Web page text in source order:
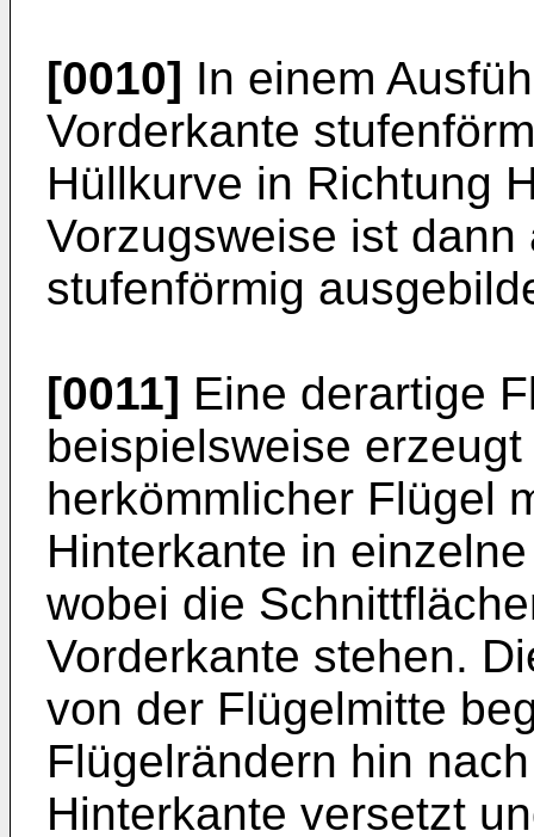
[0010] In einem
Vorderkante
Hüllkurve in Richtung
Vorzugsweise ist
stufenförmig
[0011] Eine derartige
beispielsweise
herkömmlicher Flügel
Hinterkante in
wobei die
Vorderkante stehen.
von der Flügelmitte
Flügelrändern hin
Hinterkante versetzt